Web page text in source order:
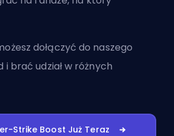
dołączyć do naszego
i brać udział w różnych
Strike Boost Już Teraz